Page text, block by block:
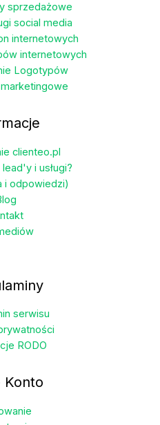
wybrać
na
stronie
produktu
sprzedażowe
social media
internetowych
internetowych
Logotypów
clienteo.pl
i usługi?
i odpowiedzi)
serwisu
RODO
Konto